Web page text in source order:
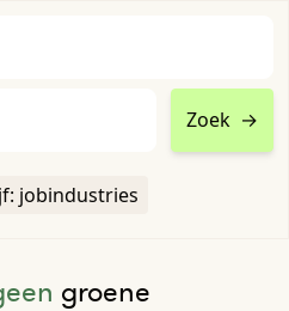
Zoek →
jobindustries
groene